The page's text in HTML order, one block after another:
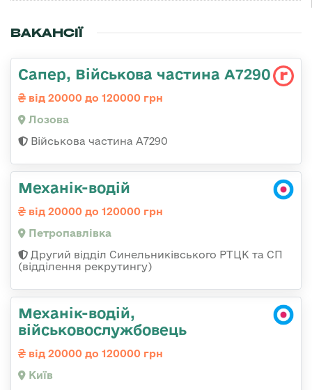
ВАКАНСІЇ
Сапер, Військова частина А7290
від 20000 до 120000 грн
Лозова
Військова частина А7290
Механік-водій
від 20000 до 120000 грн
Петропавлівка
Другий відділ Синельниківського РТЦК та СП
(відділення рекрутингу)
Механік-водій,
військовослужбовець
від 20000 до 120000 грн
Київ